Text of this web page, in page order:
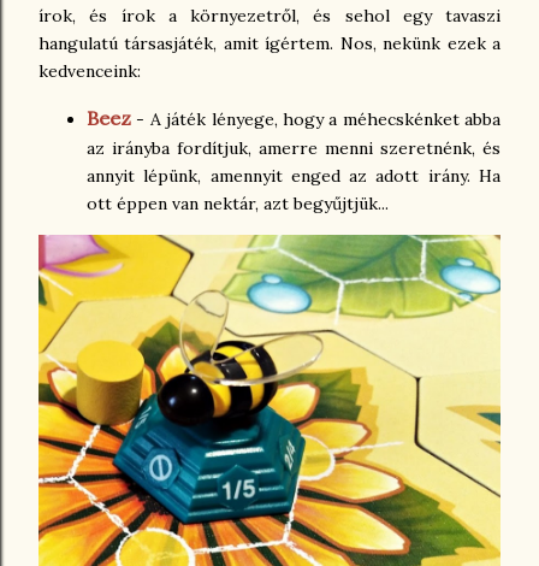
írok, és írok a környezetről, és sehol egy tavaszi
hangulatú társasjáték, amit ígértem. Nos, nekünk ezek a
kedvenceink:
Beez - A játék lényege, hogy a méhecskénket abba
az irányba fordítjuk, amerre menni szeretnénk, és
annyit lépünk, amennyit enged az adott irány. Ha
ott éppen van nektár, azt begyűjtjük...